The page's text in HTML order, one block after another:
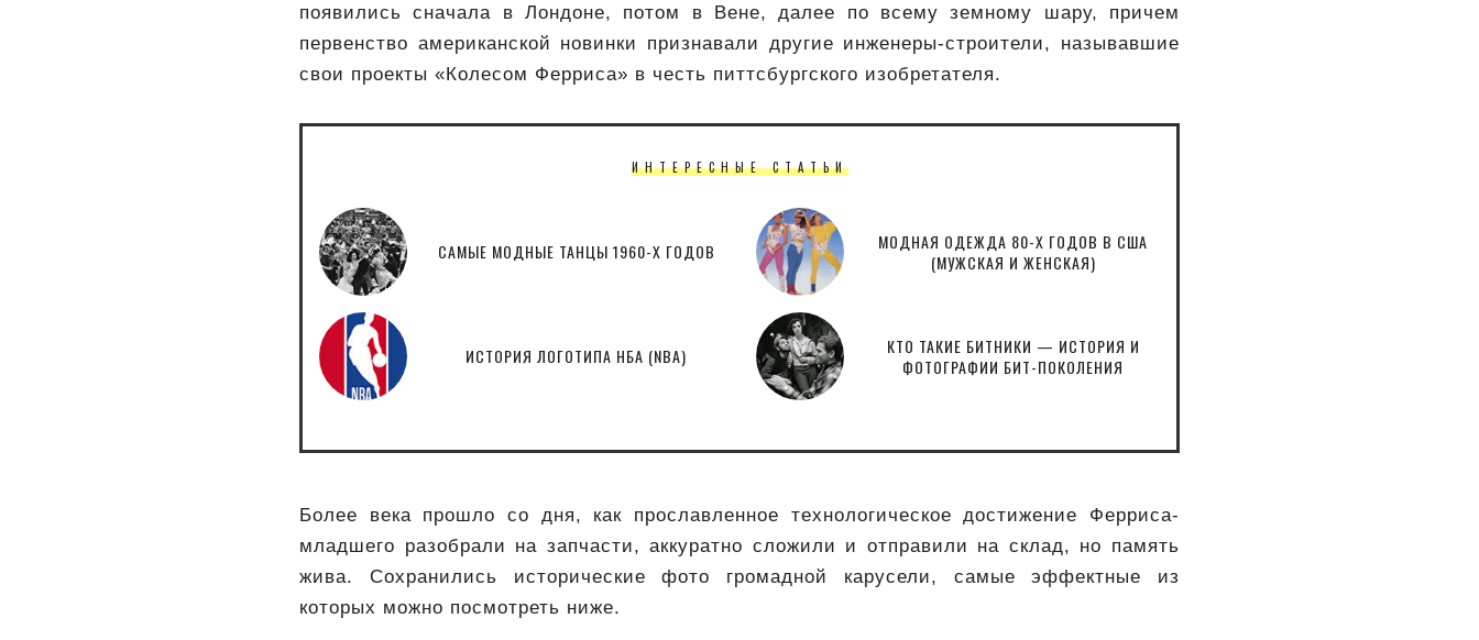
появились сначала в Лондоне, потом в Вене, далее по всему земному шару, причем
первенство американской новинки признавали другие инженеры-строители, называвшие
свои проекты «Колесом Ферриса» в честь питтсбургского изобретателя.
ИНТЕРЕСНЫЕ СТАТЬИ
САМЫЕ МОДНЫЕ ТАНЦЫ 1960-Х ГОДОВ
МОДНАЯ ОДЕЖДА 80-Х ГОДОВ В США
(МУЖСКАЯ И ЖЕНСКАЯ)
ИСТОРИЯ ЛОГОТИПА НБА (NBA)
КТО ТАКИЕ БИТНИКИ — ИСТОРИЯ И
ФОТОГРАФИИ БИТ-ПОКОЛЕНИЯ
Более века прошло со дня, как прославленное технологическое достижение Ферриса-
младшего разобрали на запчасти, аккуратно сложили и отправили на склад, но память
жива. Сохранились исторические фото громадной карусели, самые эффектные из
которых можно посмотреть ниже.